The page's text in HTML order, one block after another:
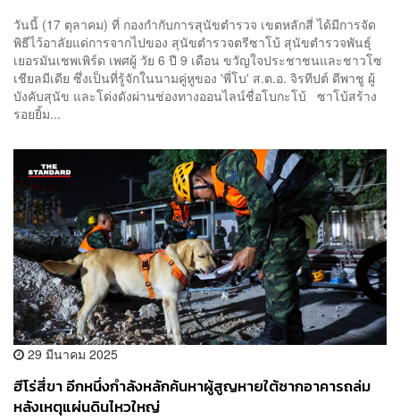
วันนี้ (17 ตุลาคม) ที่ กองกำกับการสุนัขตำรวจ เขตหลักสี่ ได้มีการจัด
พิธีไว้อาลัยแด่การจากไปของ สุนัขตำรวจตรีซาโบ้ สุนัขตำรวจพันธุ์
เยอรมันเชพเพิร์ด เพศผู้ วัย 6 ปี 9 เดือน ขวัญใจประชาชนและชาวโซ
เชียลมีเดีย ซึ่งเป็นที่รู้จักในนามคู่หูของ 'พี่โบ' ส.ต.อ. จิรทีปต์ ดีพาชู ผู้
บังคับสุนัข และโด่งดังผ่านช่องทางออนไลน์ชื่อโบกะโบ้ ซาโบ้สร้าง
รอยยิ้ม...
29 มีนาคม 2025
ฮีโร่สี่ขา อีกหนึ่งกำลังหลักค้นหาผู้สูญหายใต้ซากอาคารถล่ม
หลังเหตุแผ่นดินไหวใหญ่